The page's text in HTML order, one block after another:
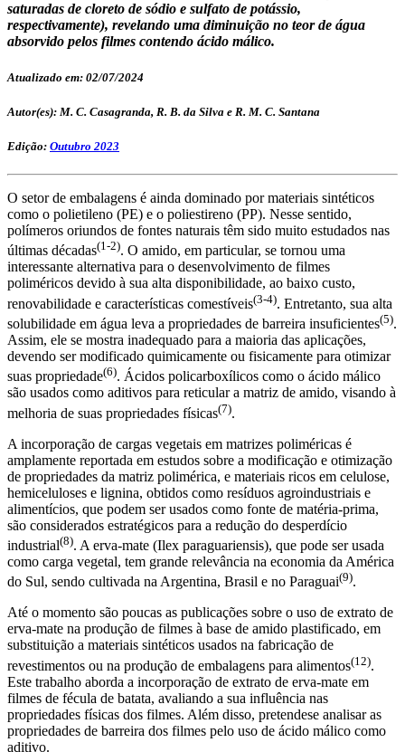
saturadas de cloreto de sódio e sulfato de potássio,
respectivamente), revelando uma diminuição no teor de água
absorvido pelos filmes contendo ácido málico.
Atualizado em: 02/07/2024
Autor(es): M. C. Casagranda, R. B. da Silva e R. M. C. Santana
Edição: Outubro 2023
O setor de embalagens é ainda dominado por materiais sintéticos
como o polietileno (PE) e o poliestireno (PP). Nesse sentido,
polímeros oriundos de fontes naturais têm sido muito estudados nas
últimas décadas(1-2). O amido, em particular, se tornou uma
interessante alternativa para o desenvolvimento de filmes
poliméricos devido à sua alta disponibilidade, ao baixo custo,
renovabilidade e características comestíveis(3-4). Entretanto, sua alta
solubilidade em água leva a propriedades de barreira insuficientes(5).
Assim, ele se mostra inadequado para a maioria das aplicações,
devendo ser modificado quimicamente ou fisicamente para otimizar
suas propriedade(6). Ácidos policarboxílicos como o ácido málico
são usados como aditivos para reticular a matriz de amido, visando à
melhoria de suas propriedades físicas(7).
A incorporação de cargas vegetais em matrizes poliméricas é
amplamente reportada em estudos sobre a modificação e otimização
de propriedades da matriz polimérica, e materiais ricos em celulose,
hemiceluloses e lignina, obtidos como resíduos agroindustriais e
alimentícios, que podem ser usados como fonte de matéria-prima,
são considerados estratégicos para a redução do desperdício
industrial(8). A erva-mate (Ilex paraguariensis), que pode ser usada
como carga vegetal, tem grande relevância na economia da América
do Sul, sendo cultivada na Argentina, Brasil e no Paraguai(9).
Até o momento são poucas as publicações sobre o uso de extrato de
erva-mate na produção de filmes à base de amido plastificado, em
substituição a materiais sintéticos usados na fabricação de
revestimentos ou na produção de embalagens para alimentos(12).
Este trabalho aborda a incorporação de extrato de erva-mate em
filmes de fécula de batata, avaliando a sua influência nas
propriedades físicas dos filmes. Além disso, pretendese analisar as
propriedades de barreira dos filmes pelo uso de ácido málico como
aditivo.